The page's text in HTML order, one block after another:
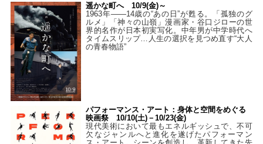
遥かな町へ 10/9(金)～
1963年――14歳の“あの日”が甦る。「孤独のグ
ルメ」「神々の山嶺」漫画家・谷口ジローの世
界的名作が日本初実写化。中年男が中学時代へ
タイムスリップ…人生の選択を見つめ直す“大人
の青春物語”
パフォーマンス・アート：身体と空間をめぐる
映画祭 10/10(土)－10/23(金)
現代美術において最もエネルギッシュで、不可
欠なジャンルへと進化を遂げたパフォーマン
ス・アート。シーンを創造し、革新してきた先